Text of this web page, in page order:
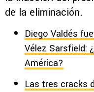
de la eliminación.
Diego Valdés
Vélez Sarsfield:
América?
Las tres cracks